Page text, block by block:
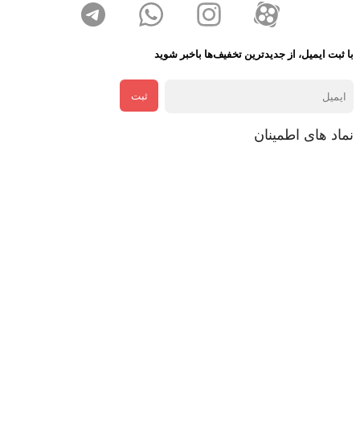
با ثبت ایمیل، از جدید‌ترین تخفیف‌ها با‌خبر شوید
ثبت
نماد های اطمینان